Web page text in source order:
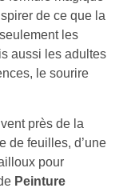
de ce que la
les
aussi les adultes
le sourire
près de la
de feuilles, d’une
pour
Peinture